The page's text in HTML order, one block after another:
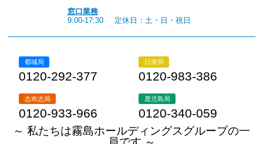
窓口業務
9:00-17:30
定休日：土・日・祝日
都城局
0120-292-377
日南局
0120-983-386
志布志局
0120-933-966
鹿児島局
0120-340-059
～ 私たちは霧島ホールディングスグループの一